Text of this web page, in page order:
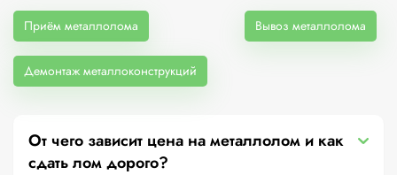
Приём металлолома Вывоз металлолома
Демонтаж металлоконструкций
От чего зависит цена на металлолом и как
сдать лом дорого?